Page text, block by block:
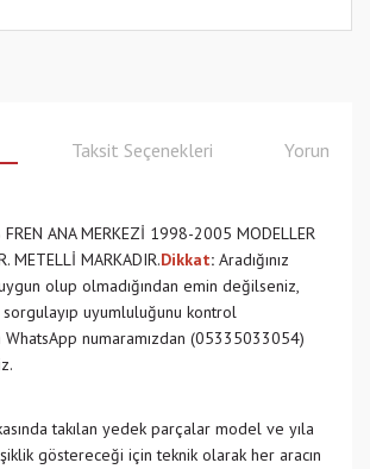
Taksit Seçenekleri Yorumlar
FREN ANA MERKEZİ 1998-2005 MODELLER
METELLİ MARKADIR.Dikkat: Aradığınız
olup olmadığından emin değilseniz,
sorgulayıp uyumluluğunu kontrol
numaramızdan (05335033054)
takılan yedek parçalar model ve yıla
göstereceği için teknik olarak her aracın